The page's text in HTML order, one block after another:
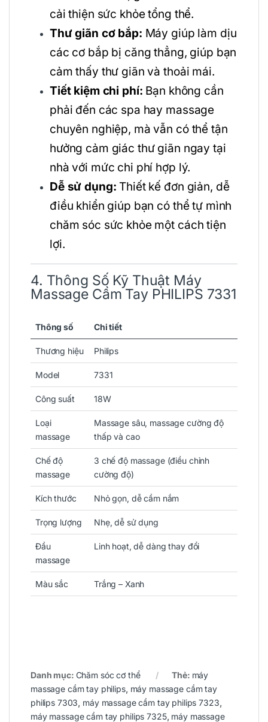
cải thiện sức khỏe tổng thể.
Thư giãn cơ bắp: Máy giúp làm dịu
các cơ bắp bị căng thẳng, giúp bạn
cảm thấy thư giãn và thoải mái.
Tiết kiệm chi phí: Bạn không cần
phải đến các spa hay massage
chuyên nghiệp, mà vẫn có thể tận
hưởng cảm giác thư giãn ngay tại
nhà với mức chi phí hợp lý.
Dễ sử dụng: Thiết kế đơn giản, dễ
điều khiển giúp bạn có thể tự mình
chăm sóc sức khỏe một cách tiện
lợi.
4. Thông Số Kỹ Thuật Máy
Massage Cầm Tay PHILIPS 7331
Thông số Chi tiết
Thương hiệu Philips
Model 7331
Công suất 18W
Loại
massage
Massage sâu, massage cường độ
thấp và cao
Chế độ
massage
3 chế độ massage (điều chỉnh
cường độ)
Kích thước Nhỏ gọn, dễ cầm nắm
Trọng lượng Nhẹ, dễ sử dụng
Đầu
massage
Linh hoạt, dễ dàng thay đổi
Màu sắc Trắng – Xanh
Danh mục: Chăm sóc cơ thể Thẻ: máy
massage cầm tay philips, máy massage cầm tay
philips 7303, máy massage cầm tay philips 7323,
máy massage cầm tay philips 7325, máy massage